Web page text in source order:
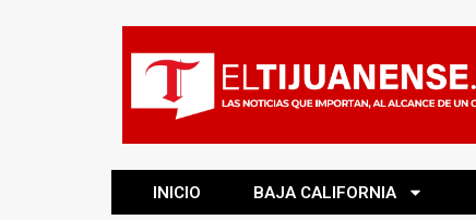
INICIO BAJA CALIFORNIA